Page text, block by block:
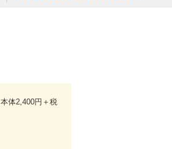
本体2,400円＋税